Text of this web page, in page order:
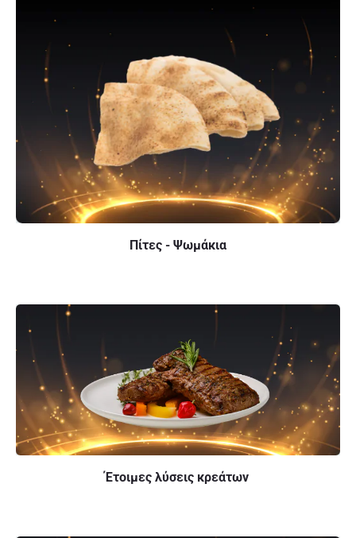
Πίτες - Ψωμάκια
Έτοιμες λύσεις κρεάτων